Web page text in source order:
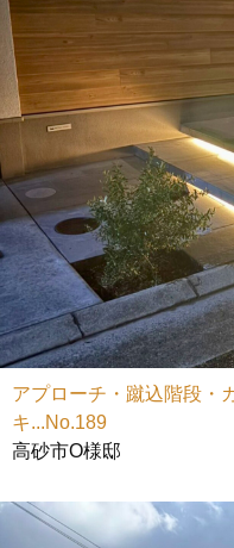
アプローチ・蹴込階段・
キ...No.189
高砂市O様邸